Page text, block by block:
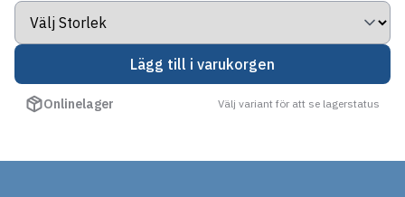
Lägg till i varukorgen
Onlinelager Välj variant för att se lagerstatus